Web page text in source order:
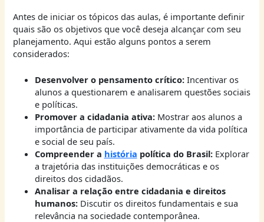
Antes de iniciar os tópicos das aulas, é importante definir
quais são os objetivos que você deseja alcançar com seu
planejamento. Aqui estão alguns pontos a serem
considerados:
Desenvolver o pensamento crítico:Incentivar os
alunos a questionarem e analisarem questões sociais
e políticas.
Promover a cidadania ativa:Mostrar aos alunos a
importância de participar ativamente da vida política
e social de seu país.
Compreender a história política do Brasil:Explorar
a trajetória das instituições democráticas e os
direitos dos cidadãos.
Analisar a relação entre cidadania e direitos
humanos:Discutir os direitos fundamentais e sua
relevância na sociedade contemporânea.